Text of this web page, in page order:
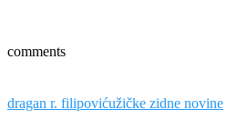
comments
dragan r. filipovićužičke zidne novine